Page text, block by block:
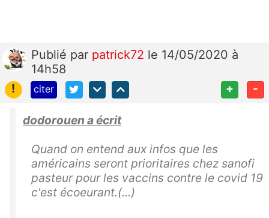
Publié par patrick72 le 14/05/2020 à
14h58
!
citer + -
dodorouen a écrit
Quand on entend aux infos que les
américains seront prioritaires chez sanofi
pasteur pour les vaccins contre le covid 19
c'est écoeurant.(...)